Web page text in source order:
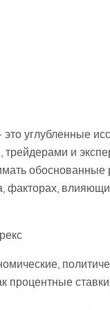
углубленные
и